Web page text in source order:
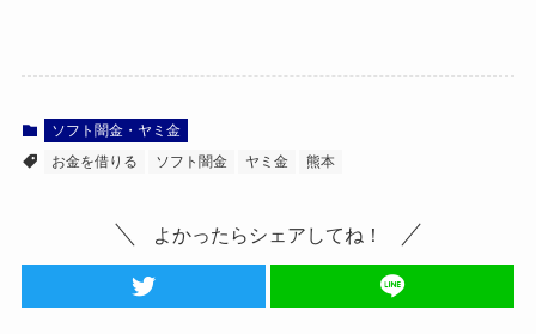
ソフト闇金・ヤミ金
お金を借りる
ソフト闇金 ヤミ金 熊本
よかったらシェアしてね！